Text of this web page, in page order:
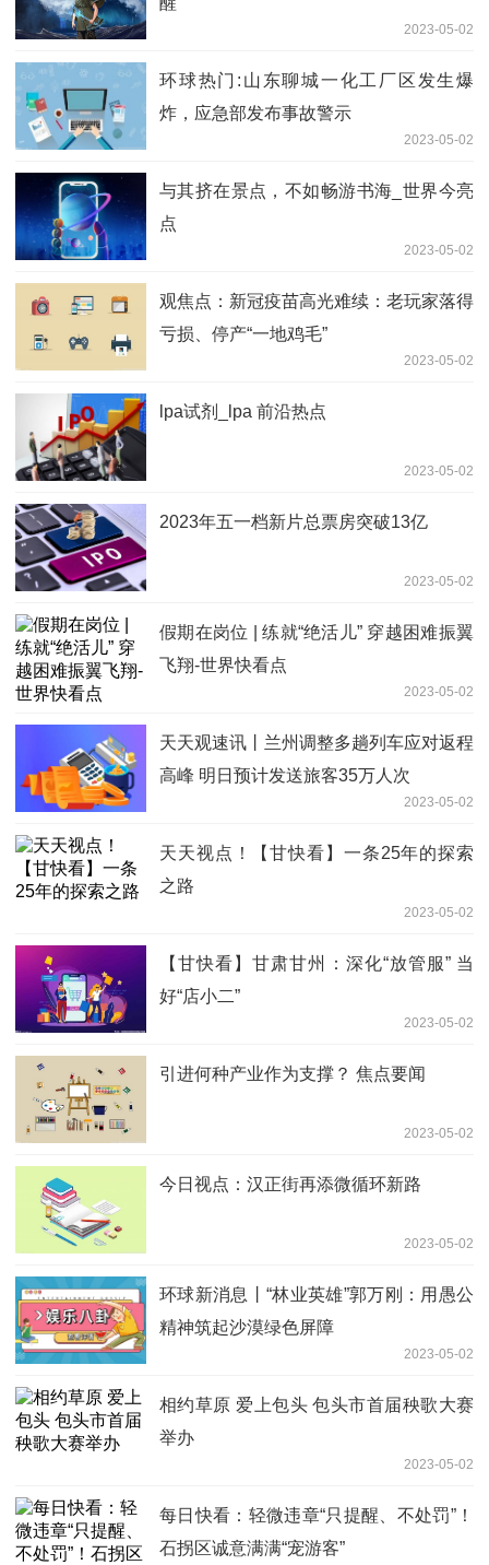
2023-05-02
环球热门:山东聊城一化工厂区发生爆
炸，应急部发布事故警示
2023-05-02
与其挤在景点，不如畅游书海_世界今亮
点
2023-05-02
观焦点：新冠疫苗高光难续：老玩家落得
亏损、停产“一地鸡毛”
2023-05-02
lpa试剂_lpa 前沿热点
2023-05-02
2023年五一档新片总票房突破13亿
2023-05-02
假期在岗位 | 练就“绝活儿” 穿越困难振翼
飞翔-世界快看点
2023-05-02
天天观速讯丨兰州调整多趟列车应对返程
高峰 明日预计发送旅客35万人次
2023-05-02
天天视点！【甘快看】一条25年的探索
之路
2023-05-02
【甘快看】甘肃甘州：深化“放管服” 当
好“店小二”
2023-05-02
引进何种产业作为支撑？ 焦点要闻
2023-05-02
今日视点：汉正街再添微循环新路
2023-05-02
环球新消息丨“林业英雄”郭万刚：用愚公
精神筑起沙漠绿色屏障
2023-05-02
相约草原 爱上包头 包头市首届秧歌大赛
举办
2023-05-02
每日快看：轻微违章“只提醒、不处罚”！
石拐区诚意满满“宠游客”